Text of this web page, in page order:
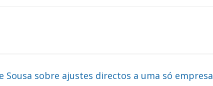
Sousa sobre ajustes directos a uma só empresa